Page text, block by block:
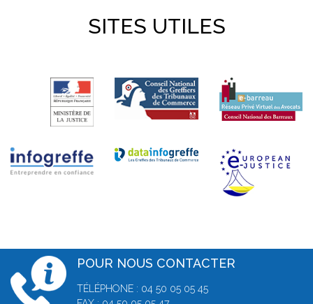
SITES UTILES
POUR NOUS CONTACTER
TÉLÉPHONE : 04 50 05 05 45